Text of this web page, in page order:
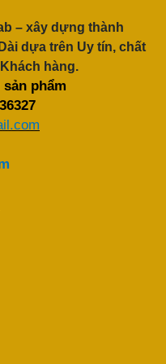
– xây dựng thành
dựa trên Uy tín, chất
hàng.
phẩm